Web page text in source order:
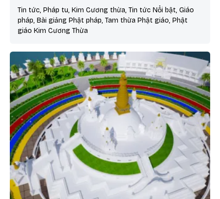
Tin tức, Pháp tu, Kim Cương thừa, Tin tức Nổi bật, Giáo
pháp, Bài giảng Phật pháp, Tam thừa Phật giáo, Phật
giáo Kim Cương Thừa